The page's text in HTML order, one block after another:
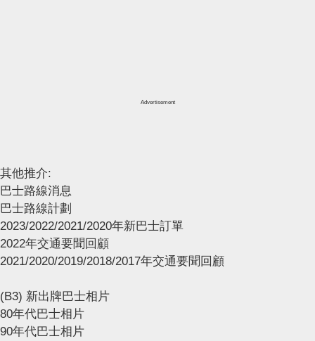
Advertisement
其他推介:
巴士路線消息
巴士路線計劃
2023/2022/2021/2020年新巴士訂單
2022年交通要聞回顧
2021/2020/2019/2018/2017年交通要聞回顧
(B3) 新出牌巴士相片
80年代巴士相片
90年代巴士相片